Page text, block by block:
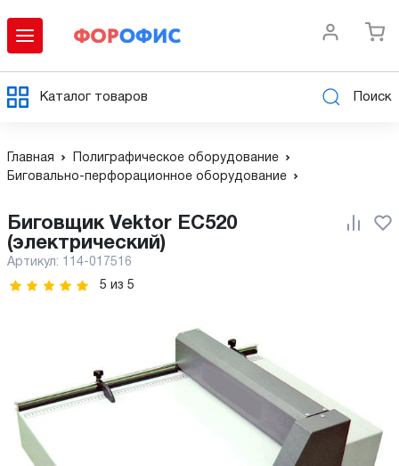
Каталог товаров Поиск
Главная
Полиграфическое оборудование
Биговально-перфорационное оборудование
Биговщик Vektor EC520
(электрический)
Артикул: 114-017516
5 из 5